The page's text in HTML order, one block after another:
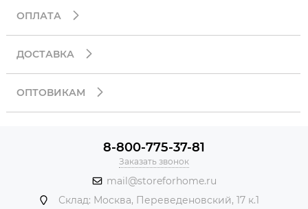
ОПЛАТА
ДОСТАВКА
ОПТОВИКАМ
8-800-775-37-81
Заказать звонок
mail@storeforhome.ru
Склад: Москва, Переведеновский, 17 к.1